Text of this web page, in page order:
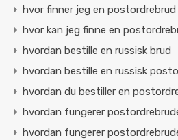
hvor finner jeg en postordrebrud
hvor kan jeg finne en
hvordan bestille en russisk brud
hvordan bestille en russisk
hvordan du bestiller en
hvordan fungerer
hvordan fungerer